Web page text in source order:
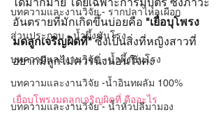
บทความและงานวิจัย - รากปลาไหลเผือก
ส่วนประกอบ - น้ำผึ้งชันโรง
บทความและงานวิจัย - น้ำผึ้งชันโรง
บทความและงานวิจัย -น้ำอินทผลัม 100%
บทความและงานวิจัย - น้ำหัวปลีมามอง
อันตรายที่มักเกิดขึ้นบ่อยคือ "เยื่อบุโพรง
มดลูกเจริญผิดที่" ซึ่งเป็นสิ่งที่หญิงสาวที่
อยากมีลูกไม่ควรนิ่งนอนใจค่ะ
เยื่อบุโพรงมดลูกเจริญผิดที่ คืออะไร